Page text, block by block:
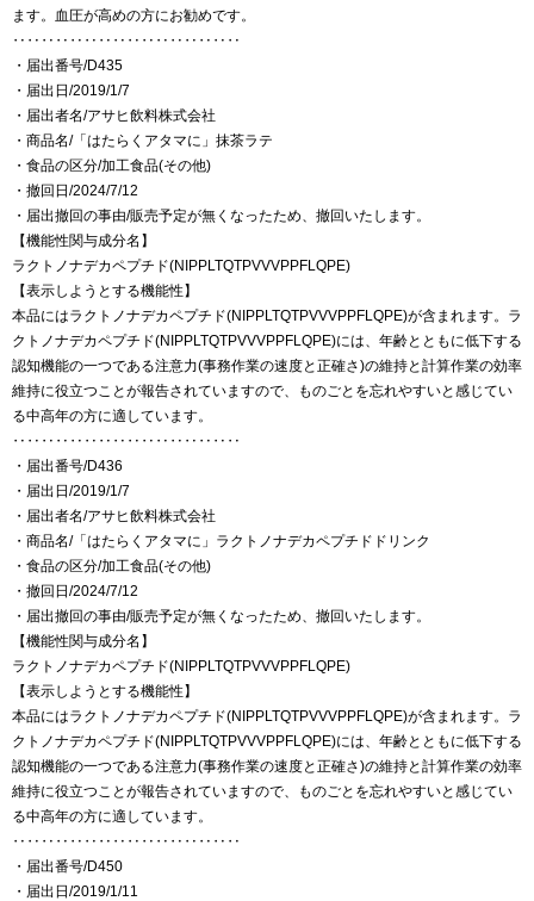
ます。血圧が高めの方にお勧めです。
‥‥‥‥‥‥‥‥‥‥‥‥‥‥‥‥
・届出番号/D435
・届出日/2019/1/7
・届出者名/アサヒ飲料株式会社
・商品名/「はたらくアタマに」抹茶ラテ
・食品の区分/加工食品(その他)
・撤回日/2024/7/12
・届出撤回の事由/販売予定が無くなったため、撤回いたします。
【機能性関与成分名】
ラクトノナデカペプチド(NIPPLTQTPVVVPPFLQPE)
【表示しようとする機能性】
本品にはラクトノナデカペプチド(NIPPLTQTPVVVPPFLQPE)が含まれます。ラ
クトノナデカペプチド(NIPPLTQTPVVVPPFLQPE)には、年齢とともに低下する
認知機能の一つである注意力(事務作業の速度と正確さ)の維持と計算作業の効率
維持に役立つことが報告されていますので、ものごとを忘れやすいと感じてい
る中高年の方に適しています。
‥‥‥‥‥‥‥‥‥‥‥‥‥‥‥‥
・届出番号/D436
・届出日/2019/1/7
・届出者名/アサヒ飲料株式会社
・商品名/「はたらくアタマに」ラクトノナデカペプチドドリンク
・食品の区分/加工食品(その他)
・撤回日/2024/7/12
・届出撤回の事由/販売予定が無くなったため、撤回いたします。
【機能性関与成分名】
ラクトノナデカペプチド(NIPPLTQTPVVVPPFLQPE)
【表示しようとする機能性】
本品にはラクトノナデカペプチド(NIPPLTQTPVVVPPFLQPE)が含まれます。ラ
クトノナデカペプチド(NIPPLTQTPVVVPPFLQPE)には、年齢とともに低下する
認知機能の一つである注意力(事務作業の速度と正確さ)の維持と計算作業の効率
維持に役立つことが報告されていますので、ものごとを忘れやすいと感じてい
る中高年の方に適しています。
‥‥‥‥‥‥‥‥‥‥‥‥‥‥‥‥
・届出番号/D450
・届出日/2019/1/11